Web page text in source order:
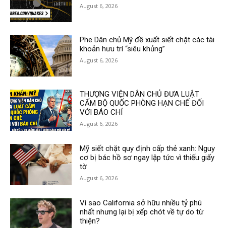
August 6, 2026
Phe Dân chủ Mỹ đề xuất siết chặt các tài
khoản hưu trí “siêu khủng”
August 6, 2026
THƯỢNG VIỆN DÂN CHỦ ĐƯA LUẬT
CẤM BỘ QUỐC PHÒNG HẠN CHẾ ĐỐI
VỚI BÁO CHÍ
August 6, 2026
Mỹ siết chặt quy định cấp thẻ xanh: Nguy
cơ bị bác hồ sơ ngay lập tức vì thiếu giấy
tờ
August 6, 2026
Vì sao California sở hữu nhiều tỷ phú
nhất nhưng lại bị xếp chót về tự do từ
thiện?